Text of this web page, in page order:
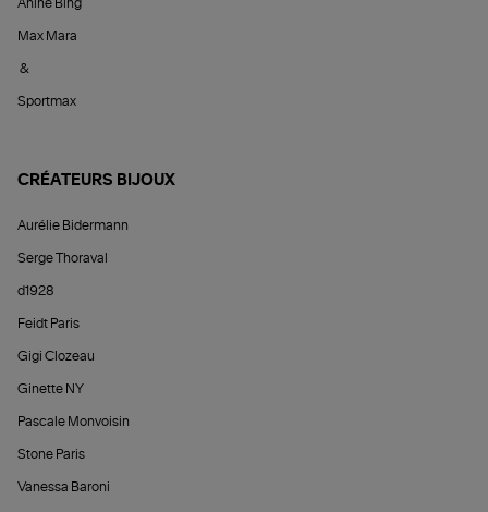
Anine Bing
Max Mara
&
Sportmax
CRÉATEURS BIJOUX
Aurélie Bidermann
Serge Thoraval
d1928
Feidt Paris
Gigi Clozeau
Ginette NY
Pascale Monvoisin
Stone Paris
Vanessa Baroni